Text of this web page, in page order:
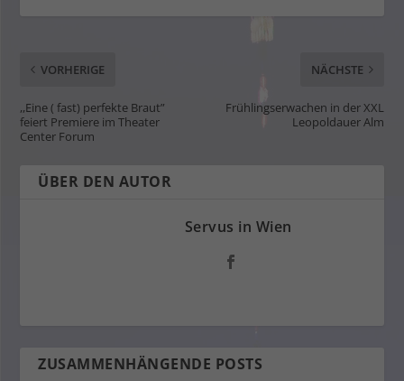
VORHERIGE
,,Eine ( fast) perfekte Braut”
feiert Premiere im Theater
Center Forum
NÄCHSTE
Frühlingserwachen in der XXL
Leopoldauer Alm
ÜBER DEN AUTOR
Servus in Wien
ZUSAMMENHÄNGENDE POSTS